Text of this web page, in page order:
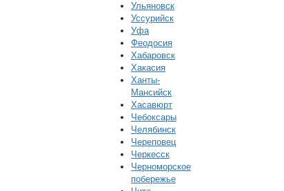
Ульяновск
Уссурийск
Уфа
Феодосия
Хабаровск
Хакасия
Ханты-
Мансийск
Хасавюрт
Чебоксары
Челябинск
Череповец
Черкесск
Черноморское
побережье